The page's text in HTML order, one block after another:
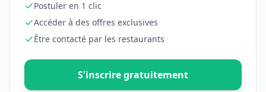
Postuler en 1 clic
Accéder à des offres exclusives
Être contacté par les restaurants
S'inscrire gratuitement